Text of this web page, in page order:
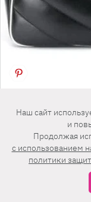
Среди сумок
тенденции.
логотипы
несколько
позволить
Наш сайт
и
Продолжая
c использованием
политики